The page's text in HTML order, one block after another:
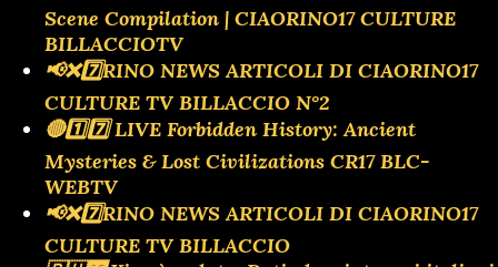
Scene Compilation | CIAORINO17 CULTURE
BILLACCIOTV
📢❌️7️⃣RINO NEWS ARTICOLI DI CIAORINO17
CULTURE TV BILLACCIO N°2
🔴1️⃣7️⃣ LIVE Forbidden History: Ancient
Mysteries & Lost Civilizations CR17 BLC-
WEBTV
📢❌️7️⃣RINO NEWS ARTICOLI DI CIAORINO17
CULTURE TV BILLACCIO